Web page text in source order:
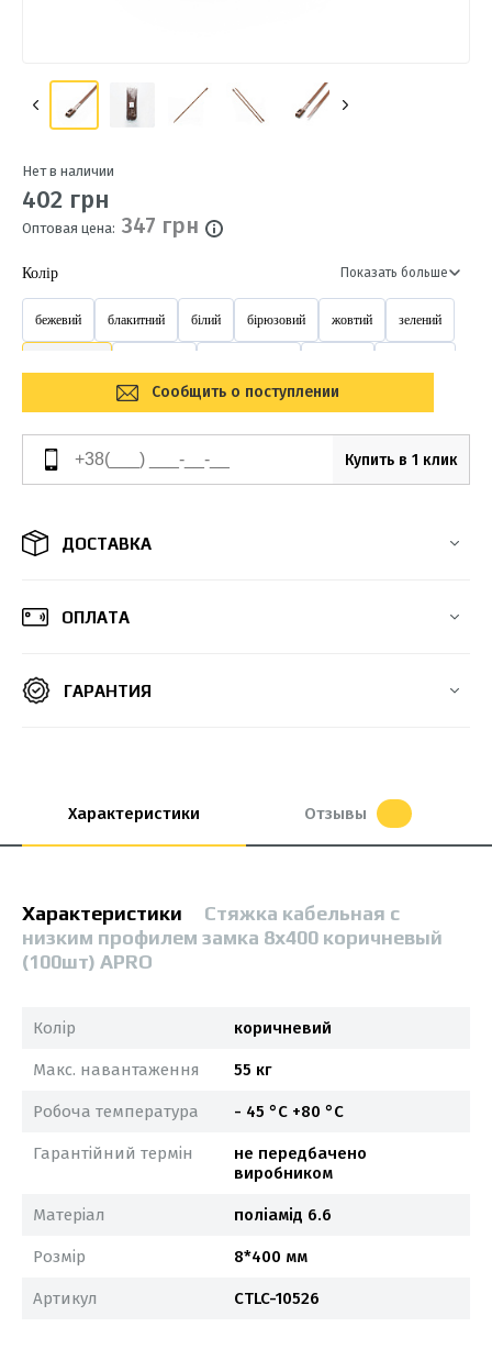
Нет в наличии
402 грн
Оптовая цена: 347 грн
Колір Показать больше
бежевий блакитний білий бірюзовий жовтий зелений
червоний чорний
Сообщить о поступлении
Купить в 1 клик
ДОСТАВКА
ОПЛАТА
ГАРАНТИЯ
Характеристики Отзывы
Характеристики
Стяжка кабельная с
низким профилем замка 8x400 коричневый
(100шт) APRO
Колір коричневий
Макс. навантаження 55 кг
Робоча температура - 45 °С +80 °С
Гарантійний термін
не передбачено
виробником
Матеріал поліамід 6.6
Розмір 8*400 мм
Артикул CTLC-10526